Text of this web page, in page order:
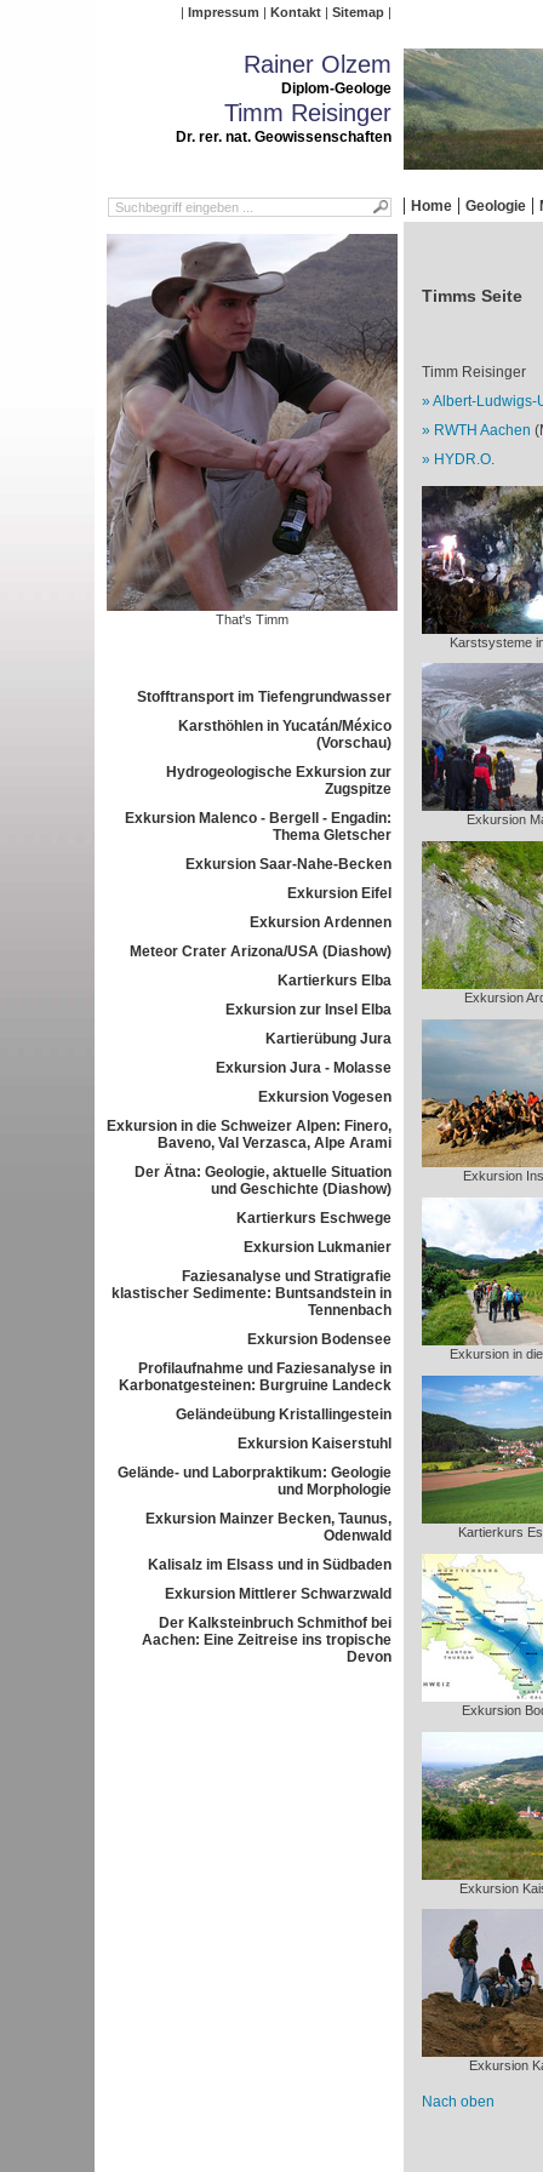
Impressum Kontakt Sitemap
Rainer Olzem
Diplom-Geologe
Timm Reisinger
Dr. rer. nat. Geowissenschaften
Home Geologie
That's Timm
Stofftransport im Tiefengrundwasser
Karsthöhlen in Yucatán/México
(Vorschau)
Hydrogeologische Exkursion zur
Zugspitze
Exkursion Malenco - Bergell - Engadin:
Thema Gletscher
Exkursion Saar-Nahe-Becken
Exkursion Eifel
Exkursion Ardennen
Meteor Crater Arizona/USA (Diashow)
Kartierkurs Elba
Exkursion zur Insel Elba
Kartierübung Jura
Exkursion Jura - Molasse
Exkursion Vogesen
Exkursion in die Schweizer Alpen: Finero,
Baveno, Val Verzasca, Alpe Arami
Der Ätna: Geologie, aktuelle Situation
und Geschichte (Diashow)
Kartierkurs Eschwege
Exkursion Lukmanier
Faziesanalyse und Stratigrafie
klastischer Sedimente: Buntsandstein in
Tennenbach
Exkursion Bodensee
Profilaufnahme und Faziesanalyse in
Karbonatgesteinen: Burgruine Landeck
Geländeübung Kristallingestein
Exkursion Kaiserstuhl
Gelände- und Laborpraktikum: Geologie
und Morphologie
Exkursion Mainzer Becken, Taunus,
Odenwald
Kalisalz im Elsass und in Südbaden
Exkursion Mittlerer Schwarzwald
Der Kalksteinbruch Schmithof bei
Aachen: Eine Zeitreise ins tropische
Devon
Timms Seite
Timm Reisinger
Albert-Ludwigs-
RWTH Aachen
HYDR.O.
Karstsysteme
Exkursion
Exkursion
Exkursion
Exkursion in
Kartierkurs
Exkursion
Exkursion
Exkursion
Nach oben